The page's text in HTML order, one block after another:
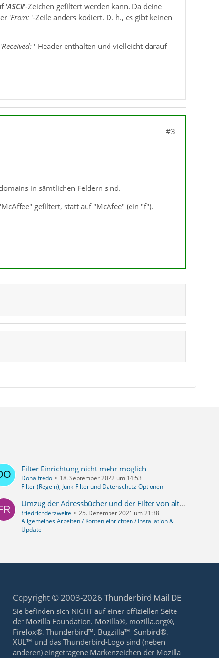
'ASCII'-Zeichen gefiltert werden kann. Da deine
'From: '-Zeile anders kodiert. D. h., es gibt keinen
Received: '-Header enthalten und vielleicht darauf
#3
in sämtlichen Feldern sind.
gefiltert, statt auf "McAfee" (ein "f").
Filter Einrichtung nicht mehr möglich
Donalfredo
18. September 2022 um 14:53
Filter (Regeln), Junk-Filter und Datenschutz-Optionen
Umzug der Adressbücher und der Filter von alter Installation auf neue
friedrichderzweite
25. Dezember 2021 um 21:38
Allgemeines Arbeiten / Konten einrichten / Installation &
Update
Copyright © 2003-2026 Thunderbird Mail DE
Sie befinden sich NICHT auf einer offiziellen Seite
der Mozilla Foundation. Mozilla®, mozilla.org®,
Firefox®, Thunderbird™, Bugzilla™, Sunbird®,
XUL™ und das Thunderbird-Logo sind (neben
anderen) eingetragene Markenzeichen der Mozilla